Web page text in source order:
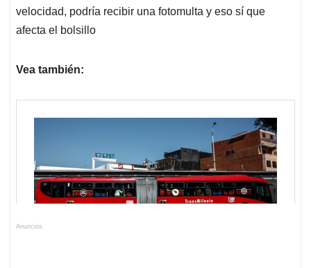
velocidad, podría recibir una fotomulta y eso sí que
afecta el bolsillo
Vea también:
Anuncios.